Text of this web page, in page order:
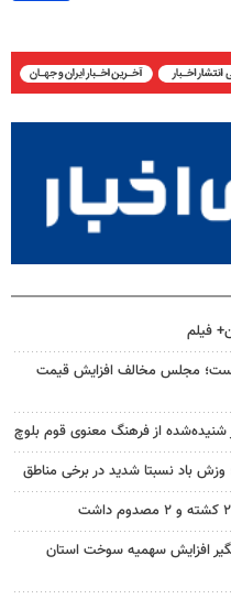
فیلم
نیست؛ مجلس مخالف افزایش قیمت
شنیده‌شده از فرهنگ معنوی قوم بلوچ
باد نسبتا شدید در برخی مناطق
افزایش سهمیه سوخت استان